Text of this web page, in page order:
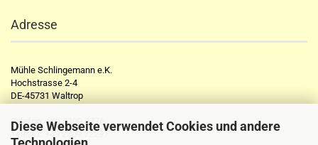
Diese Webseite verwendet Cookies und andere
Adresse
Mühle Schlingemann e.K.
Hochstrasse 2-4
DE-45731 Waltrop
Telefon: +49 2309 2776
Telefax: +49 2309 72297